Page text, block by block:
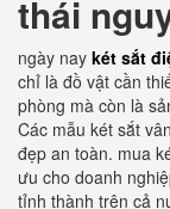
thái
ngày nay két sắt
chỉ là đồ vật cần
phòng mà còn là
Các mẫu két sắt
đẹp an toàn. mua
ưu cho doanh
tỉnh thành trên cả